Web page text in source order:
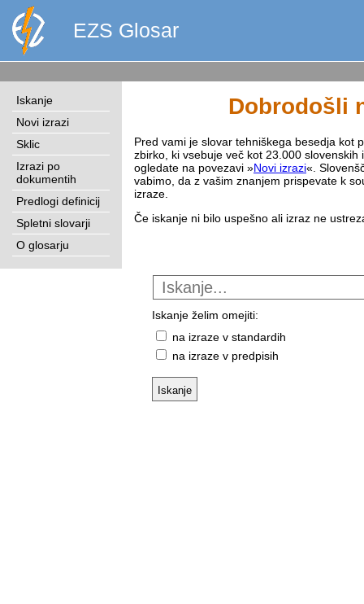
EZS Glosar
Iskanje
Novi izrazi
Sklic
Izrazi po
dokumentih
Predlogi definicij
Spletni slovarji
O glosarju
Dobrodošli
Pred vami je slovar tehniškega besedja kot
zbirko, ki vsebuje več kot 23.000
ogledate na povezavi »Novi izrazi«.
vabimo, da z vašim znanjem prispevate k
izraze.
Če iskanje ni bilo uspešno ali izraz ne
Iskanje želim omejiti:
na izraze v standardih
na izraze v predpisih